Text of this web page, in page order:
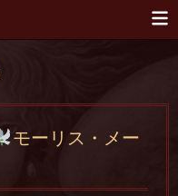
モーリス・メー